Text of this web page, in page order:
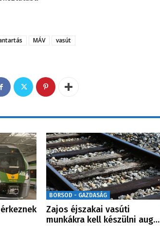
MÁV vasút
BORSOD - GAZDASÁG
Zajos éjszakai vasúti
munkákra kell készülni aug…